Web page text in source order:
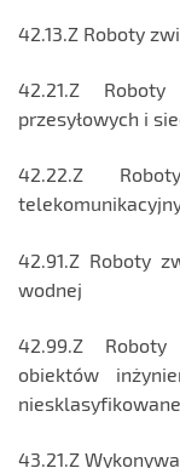
42.13.Z Roboty
42.21.Z
przesyłowych i
42.22.Z
42.91.Z Roboty
wodnej
42.99.Z
obiektów
niesklasyfikowane
43.21.Z